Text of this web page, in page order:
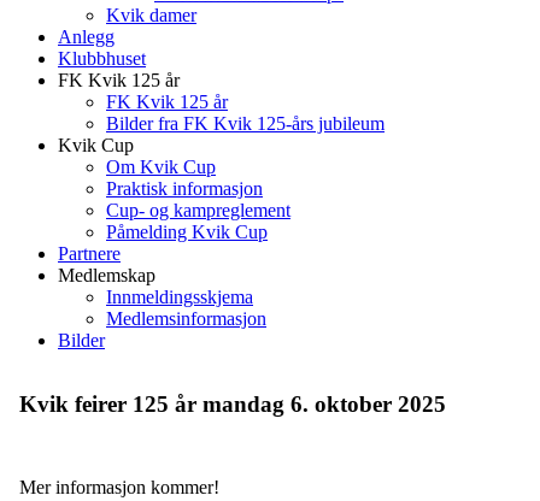
Kvik damer
Anlegg
Klubbhuset
FK Kvik 125 år
FK Kvik 125 år
Bilder fra FK Kvik 125-års jubileum
Kvik Cup
Om Kvik Cup
Praktisk informasjon
Cup- og kampreglement
Påmelding Kvik Cup
Partnere
Medlemskap
Innmeldingsskjema
Medlemsinformasjon
Bilder
Kvik feirer 125 år mandag 6. oktober 2025
Mer informasjon kommer!